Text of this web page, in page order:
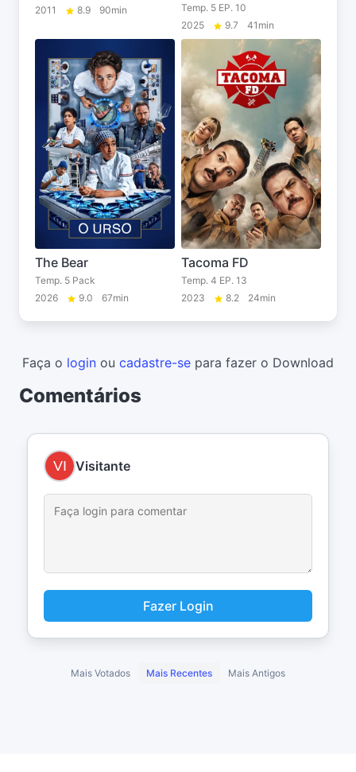
2011
8.9 90min
Temp. 5 EP. 10
2025
9.7 41min
The Bear
Temp. 5 Pack
2026
9.0 67min
Tacoma FD
Temp. 4 EP. 13
2023
8.2 24min
Faça o login ou cadastre-se para fazer o Download
Comentários
Visitante
Fazer Login
Mais Votados Mais Recentes Mais Antigos